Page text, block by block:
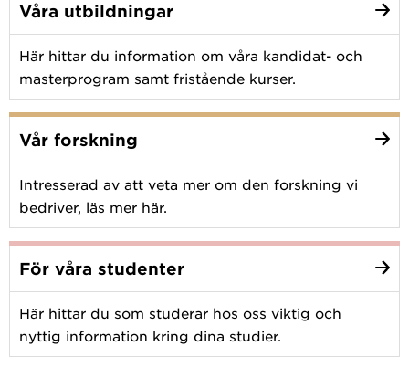
Våra utbildningar
Här hittar du information om våra kandidat- och
masterprogram samt fristående kurser.
Vår forskning
Intresserad av att veta mer om den forskning vi
bedriver, läs mer här.
För våra studenter
Här hittar du som studerar hos oss viktig och
nyttig information kring dina studier.